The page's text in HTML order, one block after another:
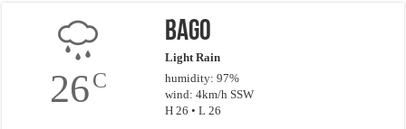
26C
Bago
Light Rain
humidity: 97%
wind: 4km/h SSW
H 26 • L 26